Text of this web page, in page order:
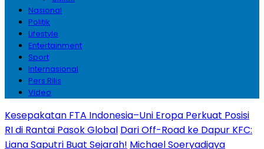
Nasional
Politik
Lifestyle
Entertainment
Sport
Internasional
Pers Rilis
Video
Kesepakatan FTA Indonesia–Uni Eropa Perkuat Posisi
RI di Rantai Pasok Global Dari Off-Road ke Dapur KFC:
Liana Saputri Buat Sejarah! Michael Soeryadjaya